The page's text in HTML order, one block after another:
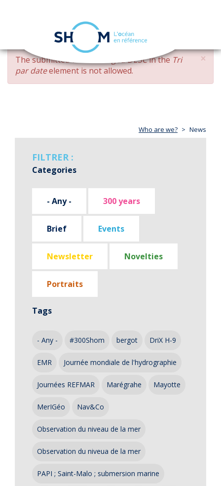
Skip
main
content
navigation
×
ERROR
MESSAGE
The submitted value changed DESCin the Tri
par dateelement is not allowed.
Who are we? News
FILTRER :
Categories
- Any - 300 years
Brief Events
Newsletter Novelties
Portraits
Tags
- Any - #300Shom bergot DriX H-9
EMR Journée mondiale de l'hydrographie
Journées REFMAR Marégrahe Mayotte
MerIGéo Nav&Co
Observation du niveau de la mer
Observation du niveua de la mer
PAPI ; Saint-Malo ; submersion marine